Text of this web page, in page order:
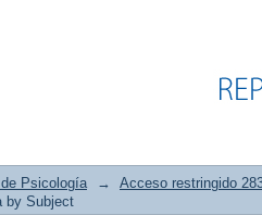
Psicología → Acceso restringido
by Subject